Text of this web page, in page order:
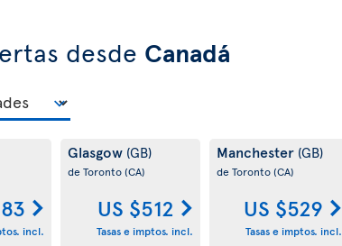
desde Canadá
incl.
Glasgow (GB)
de Toronto(CA)
US $512
Tasas e imptos. incl.
Manchester (GB)
de Toronto(CA)
US $529
Tasas e imptos. incl.